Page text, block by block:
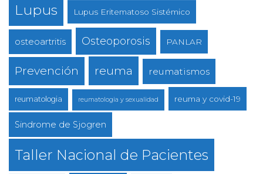
Lupus Lupus Eritematoso Sistémico
osteoartritis Osteoporosis PANLAR
Prevención reuma reumatismos
reumatologia reumatologia y sexualidad reuma y covid-19
Sindrome de Sjogren
Taller Nacional de Pacientes